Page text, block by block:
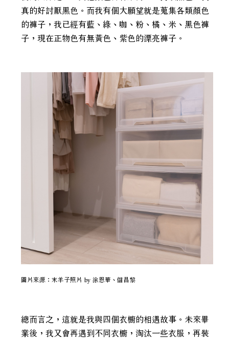
真的好討厭黑色。而我有個大願望就是蒐集各類顏色
的褲子，我已經有藍、綠、咖、粉、橘、米、黑色褲
子，現在正物色有無黃色、紫色的漂亮褲子。
圖片來源：末羊子照片 by 涂恩華、儲昌黎
總而言之，這就是我與四個衣櫥的相遇故事。未來畢
業後，我又會再遇到不同衣櫥，淘汰一些衣服，再裝